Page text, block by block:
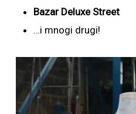
Bazar Deluxe Street
…i mnogi drugi!